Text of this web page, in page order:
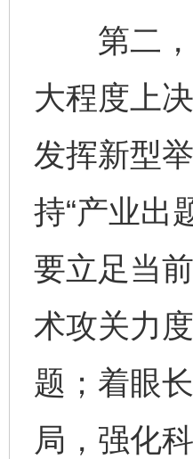
第二，
大程度上
发挥新型
持“产业出
要立足当
术攻关力
题；着眼
局，强化